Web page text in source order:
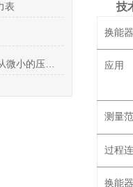
表 技
换能器
应用
测量
过程
换能